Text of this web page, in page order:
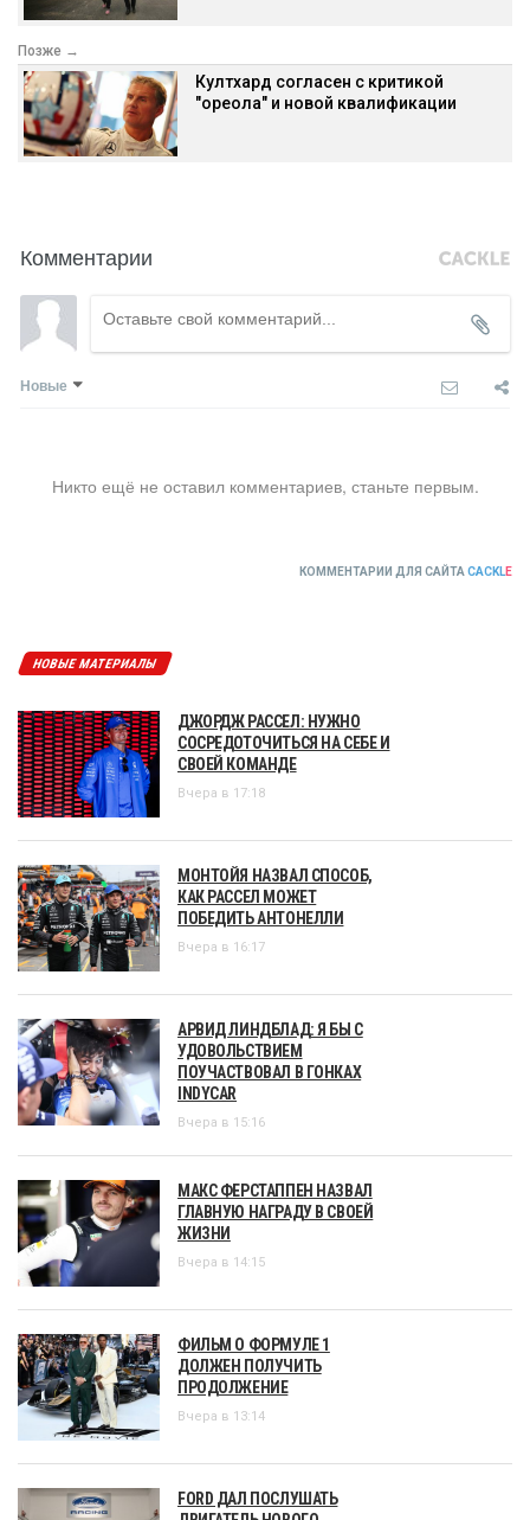
Позже →
Култхард согласен с критикой
"ореола" и новой квалификации
Комментарии
Новые
Никто ещё не оставил комментариев, станьте первым.
КОММЕНТАРИИ ДЛЯ САЙТА CACKLE
НОВЫЕ МАТЕРИАЛЫ
ДЖОРДЖ РАССЕЛ: НУЖНО
СОСРЕДОТОЧИТЬСЯ НА СЕБЕ И
СВОЕЙ КОМАНДЕ
Вчера в 17:18
МОНТОЙЯ НАЗВАЛ СПОСОБ,
КАК РАССЕЛ МОЖЕТ
ПОБЕДИТЬ АНТОНЕЛЛИ
Вчера в 16:17
АРВИД ЛИНДБЛАД: Я БЫ С
УДОВОЛЬСТВИЕМ
ПОУЧАСТВОВАЛ В ГОНКАХ
INDYCAR
Вчера в 15:16
МАКС ФЕРСТАППЕН НАЗВАЛ
ГЛАВНУЮ НАГРАДУ В СВОЕЙ
ЖИЗНИ
Вчера в 14:15
ФИЛЬМ О ФОРМУЛЕ 1
ДОЛЖЕН ПОЛУЧИТЬ
ПРОДОЛЖЕНИЕ
Вчера в 13:14
FORD ДАЛ ПОСЛУШАТЬ